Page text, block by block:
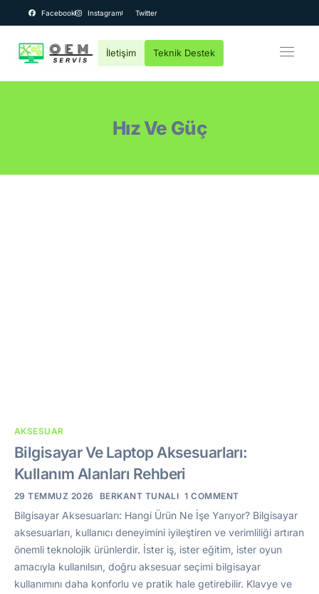
Facebook Instagram Twitter
OEM Bilgisayar
İletişim Teknik Destek
Hız Ve Güç
AKSESUAR
Bilgisayar Ve Laptop Aksesuarları:
Kullanım Alanları Rehberi
29 TEMMUZ 2026 BERKANT TUNALI 1 COMMENT
Bilgisayar Aksesuarları: Hangi Ürün Ne İşe Yarıyor? Bilgisayar
aksesuarları, kullanıcı deneyimini iyileştiren ve verimliliği artıran
önemli teknolojik ürünlerdir. İster iş, ister eğitim, ister oyun
amacıyla kullanılsın, doğru aksesuar seçimi bilgisayar
kullanımını daha konforlu ve pratik hale getirebilir. Klavye ve